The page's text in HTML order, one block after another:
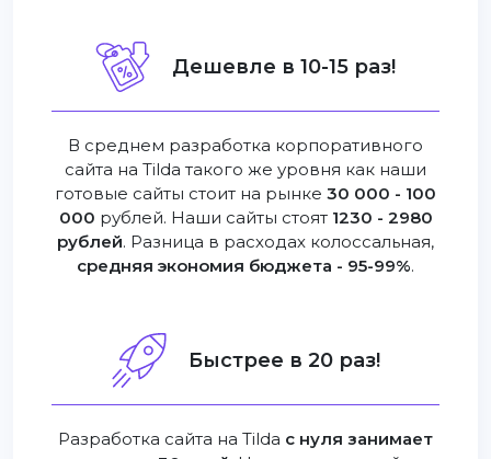
Дешевле в 10-15 раз!
В среднем разработка корпоративного
сайта на Tilda такого же уровня как наши
готовые сайты стоит на рынке 30 000 - 100
000 рублей. Наши сайты стоят 1230 - 2980
рублей. Разница в расходах колоссальная,
средняя экономия бюджета - 95-99%.
Быстрее в 20 раз!
Разработка сайта на Tilda с нуля занимает